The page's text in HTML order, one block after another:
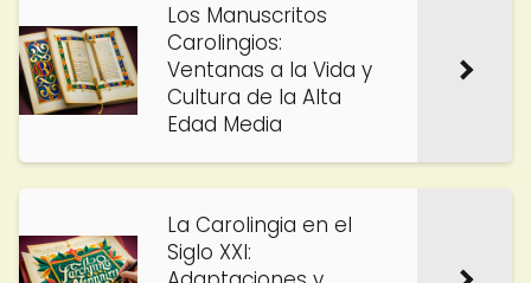
Los Manuscritos
Carolingios:
Ventanas a la Vida y
Cultura de la Alta
Edad Media
La Carolingia en el
Siglo XXI: